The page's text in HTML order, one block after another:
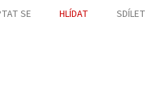
SE HLÍDAT SDÍLET